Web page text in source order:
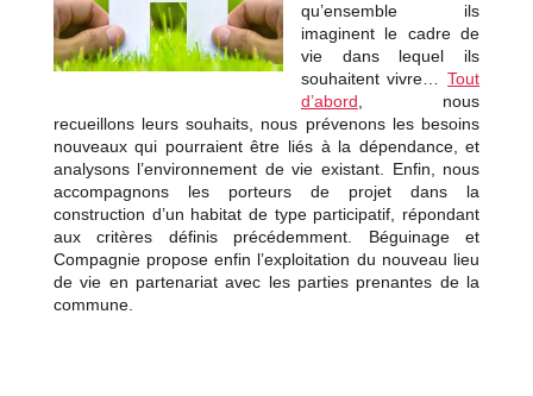
qu’ensemble ils
imaginent le cadre de
vie dans lequel ils
souhaitent vivre…Tout
d’abord, nous
recueillons leurs souhaits, nous prévenons les besoins
nouveaux qui pourraient être liés à la dépendance, et
analysons l’environnement de vie existant. Enfin, nous
accompagnons les porteurs de projet dans la
construction d’un habitat de type participatif, répondant
aux critères définis précédemment. Béguinage et
Compagnie propose enfin l’exploitation du nouveau lieu
de vie en partenariat avec les parties prenantes de la
commune.